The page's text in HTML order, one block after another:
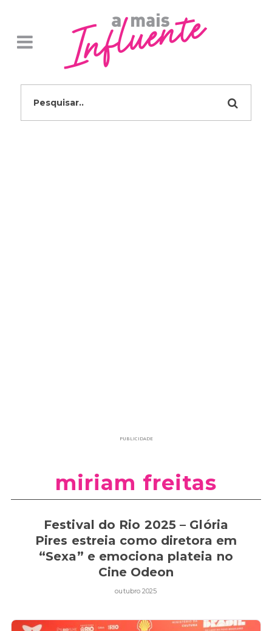
PUBLICIDADE
miriam freitas
Festival do Rio 2025 – Glória
Pires estreia como diretora em
“Sexa” e emociona plateia no
Cine Odeon
outubro 2025